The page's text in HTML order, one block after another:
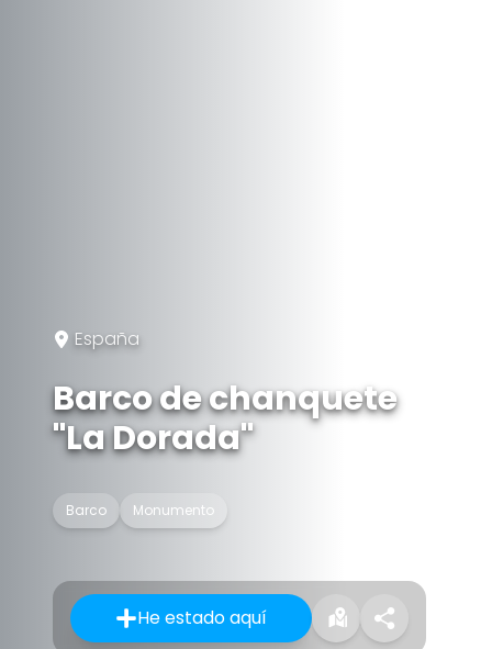
España
Barco de chanquete
"La Dorada"
Barco Monumento
He estado aquí